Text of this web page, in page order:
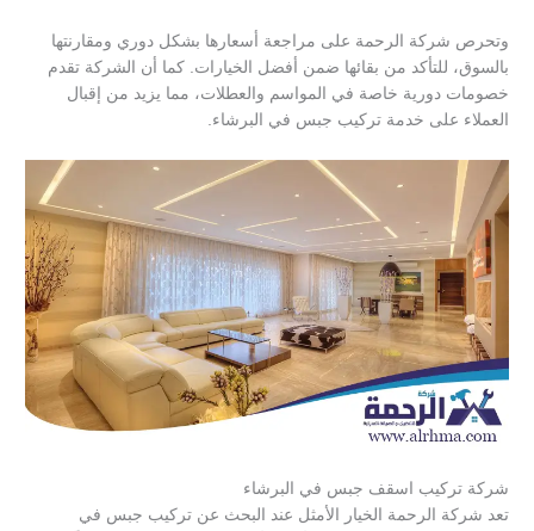
وتحرص شركة الرحمة على مراجعة أسعارها بشكل دوري ومقارنتها
بالسوق، للتأكد من بقائها ضمن أفضل الخيارات. كما أن الشركة تقدم
خصومات دورية خاصة في المواسم والعطلات، مما يزيد من إقبال
العملاء على خدمة تركيب جبس في البرشاء.
شركة تركيب اسقف جبس في البرشاء
تعد شركة الرحمة الخيار الأمثل عند البحث عن تركيب جبس في